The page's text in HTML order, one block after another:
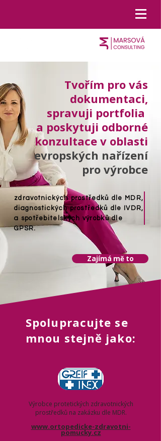
Tvořím pro vás
dokumentaci,
spravuji portfolia
a poskytuji odborné
konzultace v oblasti
evropských nařízení
pro výrobce
zdravotnických prostředků dle MDR,
diagnostických prostředků dle IVDR,
a spotřebitelských výrobků dle
GPSR.
Zajímá mě to
Spolupracujte se
mnou stejně jako:
Výrobce protetických zdravotnických
prostředků na zakázku dle MDR.
www.ortopedicke-zdravotni-
pomucky.cz